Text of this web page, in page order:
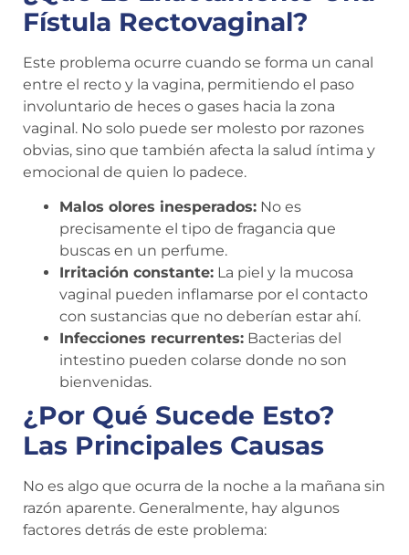
Fístula Rectovaginal?
Este problema ocurre cuando se forma un canal
entre el recto y la vagina, permitiendo el paso
involuntario de heces o gases hacia la zona
vaginal. No solo puede ser molesto por razones
obvias, sino que también afecta la salud íntima y
emocional de quien lo padece.
Malos olores inesperados: No es
precisamente el tipo de fragancia que
buscas en un perfume.
Irritación constante: La piel y la mucosa
vaginal pueden inflamarse por el contacto
con sustancias que no deberían estar ahí.
Infecciones recurrentes: Bacterias del
intestino pueden colarse donde no son
bienvenidas.
¿Por Qué Sucede Esto?
Las Principales Causas
No es algo que ocurra de la noche a la mañana sin
razón aparente. Generalmente, hay algunos
factores detrás de este problema: